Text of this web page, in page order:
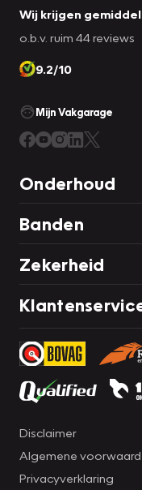
Wij krijgen
o.b.v. ruim 44 reviews
9.2/10
Mijn Vakgarage
Onderhoud
Banden
Zekerheid
Disclaimer
Algemene
Privacyverklaring